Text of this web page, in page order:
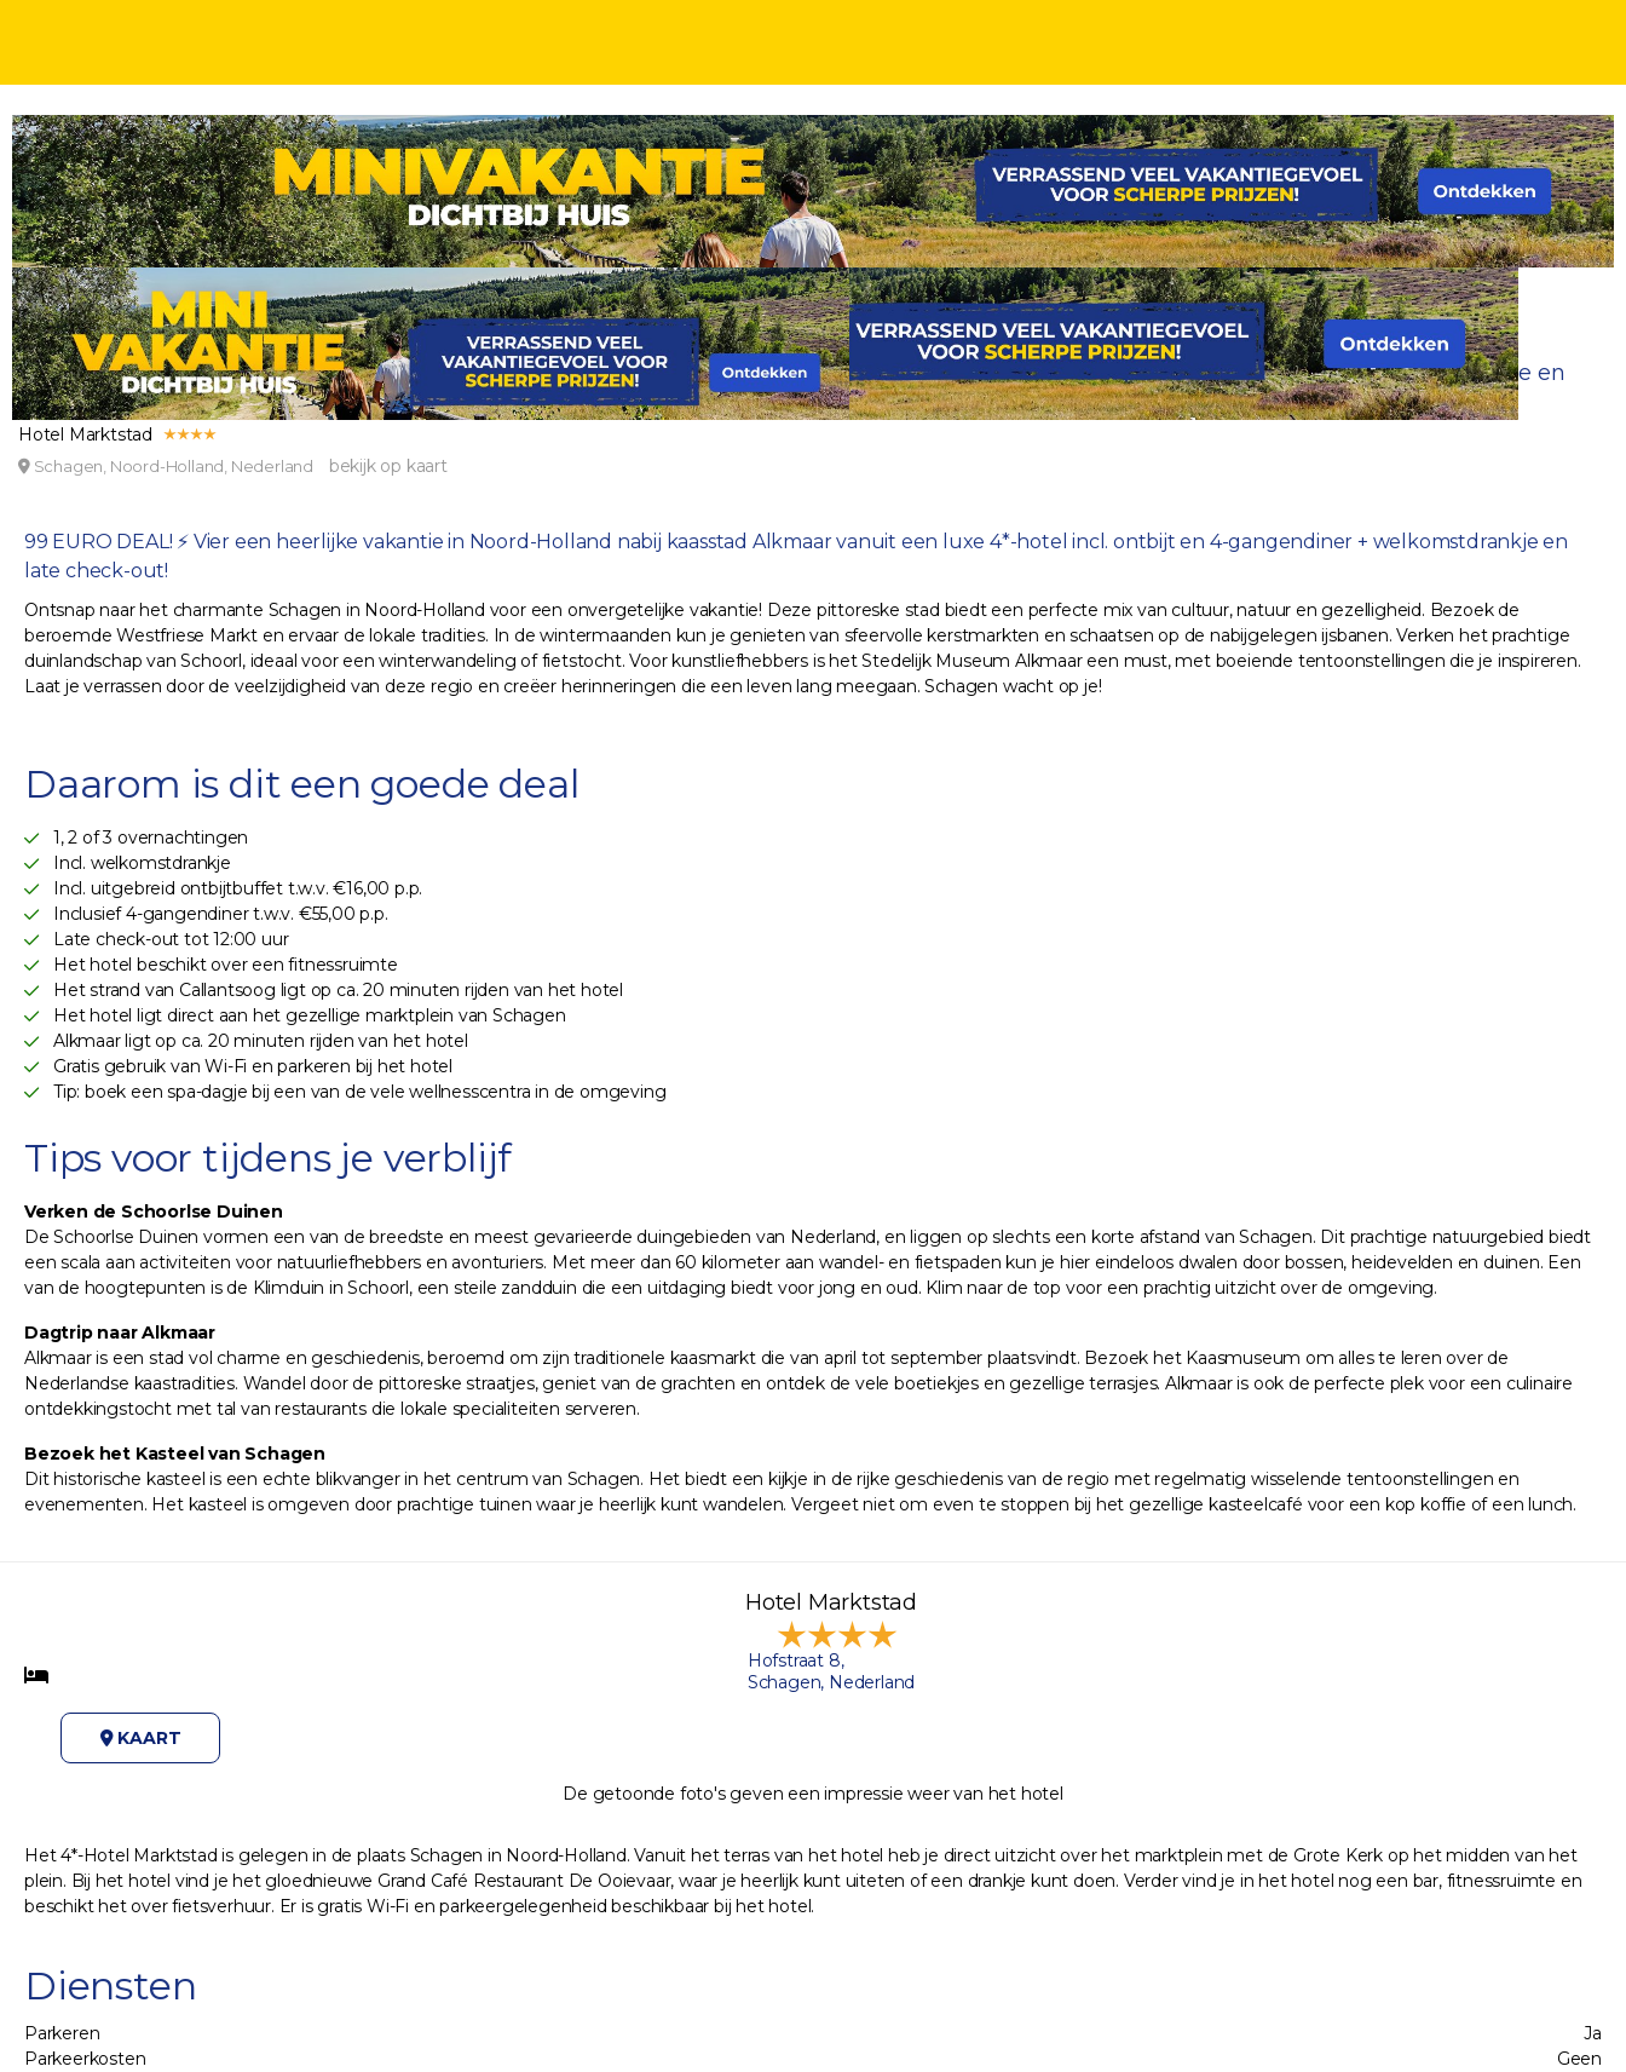
NATUUR HERFST SPECIALS DAGEN
99 EURO DEAL! ⚡ Droom weg in een luxe 4*-hotel in Noord-Holland nabij kaasstad Alkmaar incl. ontbijt en 4-gangendiner + welkomstdrankje en
late check-out!
Hotel Marktstad
Schagen, Noord-Holland, Nederland bekijk op kaart
99 EURO DEAL! ⚡ Vier een heerlijke vakantie in Noord-Holland nabij kaasstad Alkmaar vanuit een luxe 4*-hotel incl. ontbijt en 4-gangendiner + welkomstdrankje en
late check-out!
Ontsnap naar het charmante Schagen in Noord-Holland voor een onvergetelijke vakantie! Deze pittoreske stad biedt een perfecte mix van cultuur, natuur en gezelligheid. Bezoek de
beroemde Westfriese Markt en ervaar de lokale tradities. In de wintermaanden kun je genieten van sfeervolle kerstmarkten en schaatsen op de nabijgelegen ijsbanen. Verken het prachtige
duinlandschap van Schoorl, ideaal voor een winterwandeling of fietstocht. Voor kunstliefhebbers is het Stedelijk Museum Alkmaar een must, met boeiende tentoonstellingen die je inspireren.
Laat je verrassen door de veelzijdigheid van deze regio en creëer herinneringen die een leven lang meegaan. Schagen wacht op je!
Daarom is dit een goede deal
1, 2 of 3 overnachtingen
Incl. welkomstdrankje
Incl. uitgebreid ontbijtbuffet t.w.v. €16,00 p.p.
Inclusief 4-gangendiner t.w.v. €55,00 p.p.
Late check-out tot 12:00 uur
Het hotel beschikt over een fitnessruimte
Het strand van Callantsoog ligt op ca. 20 minuten rijden van het hotel
Het hotel ligt direct aan het gezellige marktplein van Schagen
Alkmaar ligt op ca. 20 minuten rijden van het hotel
Gratis gebruik van Wi-Fi en parkeren bij het hotel
Tip: boek een spa-dagje bij een van de vele wellnesscentra in de omgeving
Tips voor tijdens je verblijf
Verken de Schoorlse Duinen
De Schoorlse Duinen vormen een van de breedste en meest gevarieerde duingebieden van Nederland, en liggen op slechts een korte afstand van Schagen. Dit prachtige natuurgebied biedt
een scala aan activiteiten voor natuurliefhebbers en avonturiers. Met meer dan 60 kilometer aan wandel- en fietspaden kun je hier eindeloos dwalen door bossen, heidevelden en duinen. Een
van de hoogtepunten is de Klimduin in Schoorl, een steile zandduin die een uitdaging biedt voor jong en oud. Klim naar de top voor een prachtig uitzicht over de omgeving.
Dagtrip naar Alkmaar
Alkmaar is een stad vol charme en geschiedenis, beroemd om zijn traditionele kaasmarkt die van april tot september plaatsvindt. Bezoek het Kaasmuseum om alles te leren over de
Nederlandse kaastradities. Wandel door de pittoreske straatjes, geniet van de grachten en ontdek de vele boetiekjes en gezellige terrasjes. Alkmaar is ook de perfecte plek voor een culinaire
ontdekkingstocht met tal van restaurants die lokale specialiteiten serveren.
Bezoek het Kasteel van Schagen
Dit historische kasteel is een echte blikvanger in het centrum van Schagen. Het biedt een kijkje in de rijke geschiedenis van de regio met regelmatig wisselende tentoonstellingen en
evenementen. Het kasteel is omgeven door prachtige tuinen waar je heerlijk kunt wandelen. Vergeet niet om even te stoppen bij het gezellige kasteelcafé voor een kop koffie of een lunch.
Hotel Marktstad
Hofstraat 8,
Schagen, Nederland
KAART
De getoonde foto's geven een impressie weer van het hotel
Het 4*-Hotel Marktstad is gelegen in de plaats Schagen in Noord-Holland. Vanuit het terras van het hotel heb je direct uitzicht over het marktplein met de Grote Kerk op het midden van het
plein. Bij het hotel vind je het gloednieuwe Grand Café Restaurant De Ooievaar, waar je heerlijk kunt uiteten of een drankje kunt doen. Verder vind je in het hotel nog een bar, fitnessruimte en
beschikt het over fietsverhuur. Er is gratis Wi-Fi en parkeergelegenheid beschikbaar bij het hotel.
Diensten
Parkeren
Ja
Parkeerkosten
Geen